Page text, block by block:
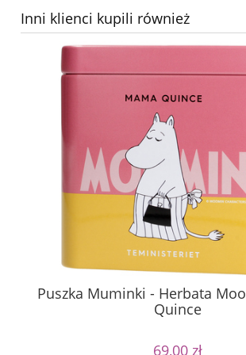
Inni klienci kupili również
Puszka Muminki - Herbata
Quince
69,00 zł